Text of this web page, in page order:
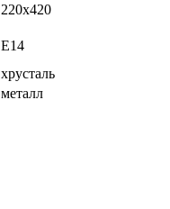
220x420
E14
хрусталь
металл